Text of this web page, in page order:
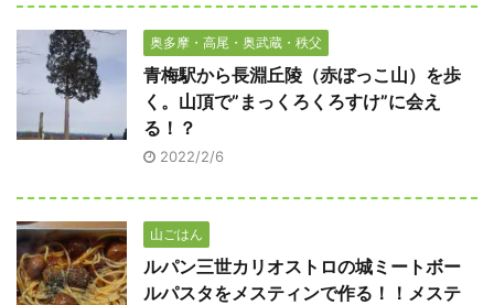
奥多摩・高尾・奥武蔵・秩父
青梅駅から長淵丘陵（赤ぼっこ山）を歩
く。山頂で”まっくろくろすけ”に会え
る！？
2022/2/6
山ごはん
ルパン三世カリオストロの城ミートボー
ルパスタをメスティンで作る！！メステ